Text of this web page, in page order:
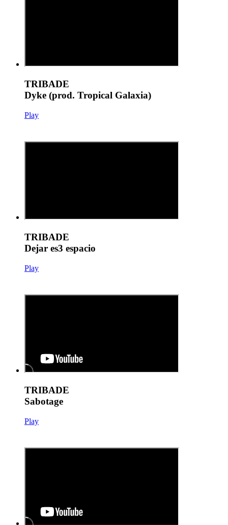
TRIBADE
Dyke (prod. Tropical Galaxia)
Play
TRIBADE
Dejar es3 espacio
Play
TRIBADE
Sabotage
Play